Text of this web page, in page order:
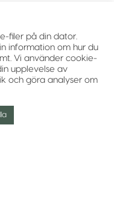
filer på din dator.
information om hur du
Vi använder cookie-
upplevelse av
och göra analyser om